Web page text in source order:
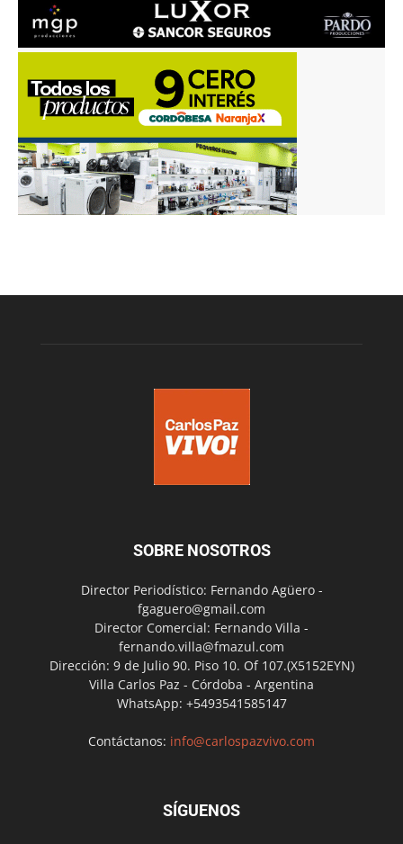
SOBRE NOSOTROS
Director Periodístico: Fernando Agüero -
fgaguero@gmail.com
Director Comercial: Fernando Villa -
fernando.villa@fmazul.com
Dirección: 9 de Julio 90. Piso 10. Of 107.(X5152EYN)
Villa Carlos Paz - Córdoba - Argentina
WhatsApp: +5493541585147
Contáctanos: info@carlospazvivo.com
SÍGUENOS